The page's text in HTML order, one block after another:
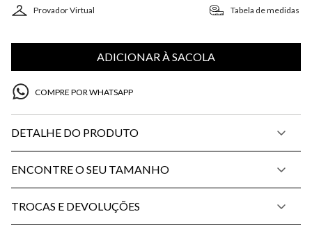
Provador Virtual Tabela de medidas
ADICIONAR À SACOLA
COMPRE POR WHATSAPP
DETALHE DO PRODUTO
ENCONTRE O SEU TAMANHO
TROCAS E DEVOLUÇÕES